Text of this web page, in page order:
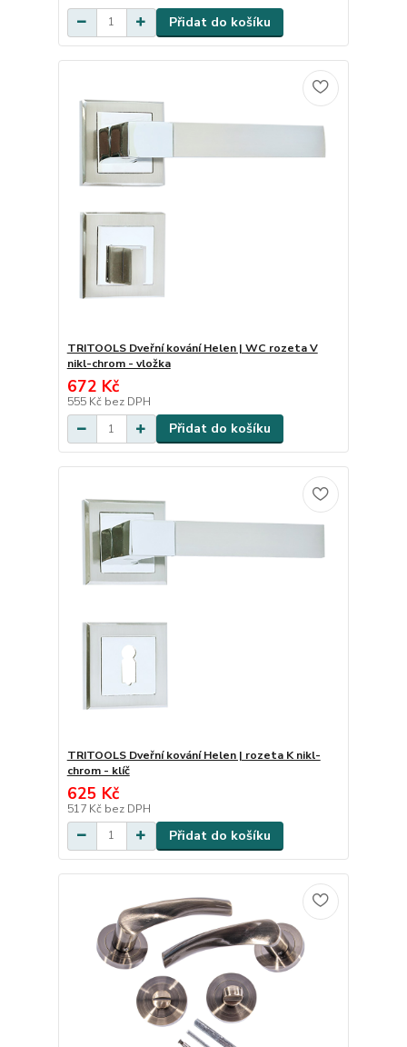
Přidat do košíku
TRITOOLS Dveřní kování Helen | WC rozeta V
nikl-chrom - vložka
672 Kč
555 Kč bez DPH
Přidat do košíku
TRITOOLS Dveřní kování Helen | rozeta K nikl-
chrom - klíč
625 Kč
517 Kč bez DPH
Přidat do košíku